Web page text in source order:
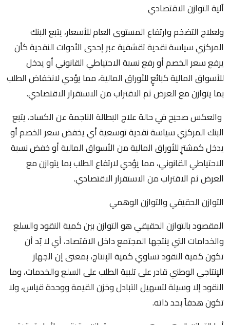
آلية التوازن الاقتصادي
ولعلاج التضخم وارتفاع المستوى العام للأسعار، يتبع البنك
المركزي سياسة نقدية تقشفية عبر إحدى الأدوات النقدية كأن
يرفع سعر الخصم أو رفع نسبة الاحتياطي القانوني أو يدخل
للأسواق المالية كبائعٍ للأوراق المالية، مما يؤدي لانخفاض الطلب
بما يتوازن مع العرض ثم الاقتراب من الاستقرار الاقتصادي.
والعكس صحيح في حالة علاج البطالة الناجمة عن الكساد، يتبع
البنك المركزي سياسة نقدية توسعية أي يخفض سعر الخصم أو
يدخل كمشترٍ للأوراق المالية من الأسواق المالية أو خفض نسبة
الاحتياطي القانوني، مما يؤدي لارتفاع الطلب بما يتوازن مع
العرض ثم الاقتراب من الاستقرار الاقتصادي.
التوازن الحقيقي والتوازن الوهمي
المقصود بالتوازن الحقيقي هو التوازن بين كمية النقود والسلع
والخدامات التي ينتجها المجتمع داخل الاقتصاد، أي لا بُد أن
تكون كمية النقود تساوي كمية الإنتاج، بمعنى إن الجهاز
الإنتاجي الوطني قادر على تلبية الطلب على السلع والخدمات، وما
النقود إلا وسيلة لتسهيل التبادل وخزن القيمة ووحدة قياس، ولا
تكون هدفاً بحد ذاته.